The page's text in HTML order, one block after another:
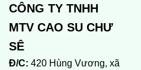
CÔNG TY TNHH
MTV CAO SU CHƯ
SÊ
Đ/C: 420 Hùng Vương, xã